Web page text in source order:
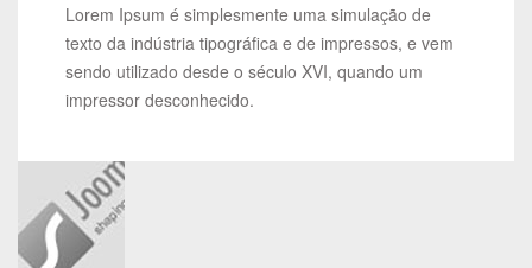
Lorem Ipsum é simplesmente uma simulação de
texto da indústria tipográfica e de impressos, e vem
sendo utilizado desde o século XVI, quando um
impressor desconhecido.